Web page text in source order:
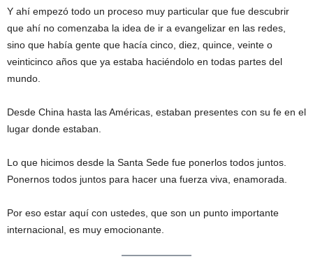
Y ahí empezó todo un proceso muy particular que fue descubrir
que ahí no comenzaba la idea de ir a evangelizar en las redes,
sino que había gente que hacía cinco, diez, quince, veinte o
veinticinco años que ya estaba haciéndolo en todas partes del
mundo.
Desde China hasta las Américas, estaban presentes con su fe en el
lugar donde estaban.
Lo que hicimos desde la Santa Sede fue ponerlos todos juntos.
Ponernos todos juntos para hacer una fuerza viva, enamorada.
Por eso estar aquí con ustedes, que son un punto importante
internacional, es muy emocionante.